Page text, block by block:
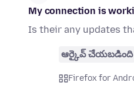
My connection is
Is their any updates
ఆర్కైవ్ చేయబడింది
Firefox for